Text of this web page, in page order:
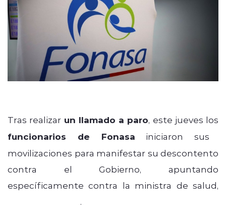
Tras realizar un llamado a paro, este jueves los
funcionarios de Fonasa iniciaron sus
movilizaciones para manifestar su descontento
contra el Gobierno, apuntando
específicamente contra la ministra de salud,
.